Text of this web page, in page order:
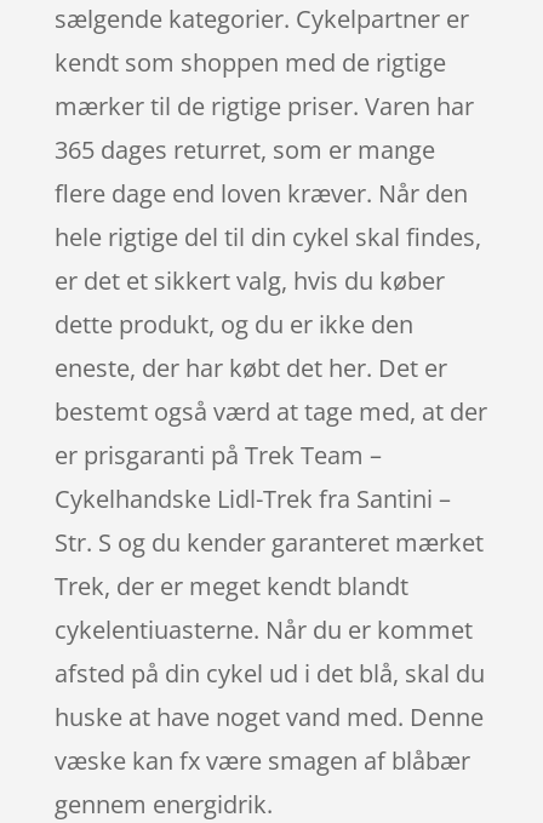
sælgende kategorier. Cykelpartner er
kendt som shoppen med de rigtige
mærker til de rigtige priser. Varen har
365 dages returret, som er mange
flere dage end loven kræver. Når den
hele rigtige del til din cykel skal findes,
er det et sikkert valg, hvis du køber
dette produkt, og du er ikke den
eneste, der har købt det her. Det er
bestemt også værd at tage med, at der
er prisgaranti på Trek Team –
Cykelhandske Lidl-Trek fra Santini –
Str. S og du kender garanteret mærket
Trek, der er meget kendt blandt
cykelentiuasterne. Når du er kommet
afsted på din cykel ud i det blå, skal du
huske at have noget vand med. Denne
væske kan fx være smagen af blåbær
gennem energidrik.